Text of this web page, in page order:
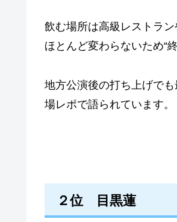
飲む場所は高級レストラ
ほとんど変わらないため“
地方公演後の打ち上げで
場レポで語られています。
２位 目黒蓮